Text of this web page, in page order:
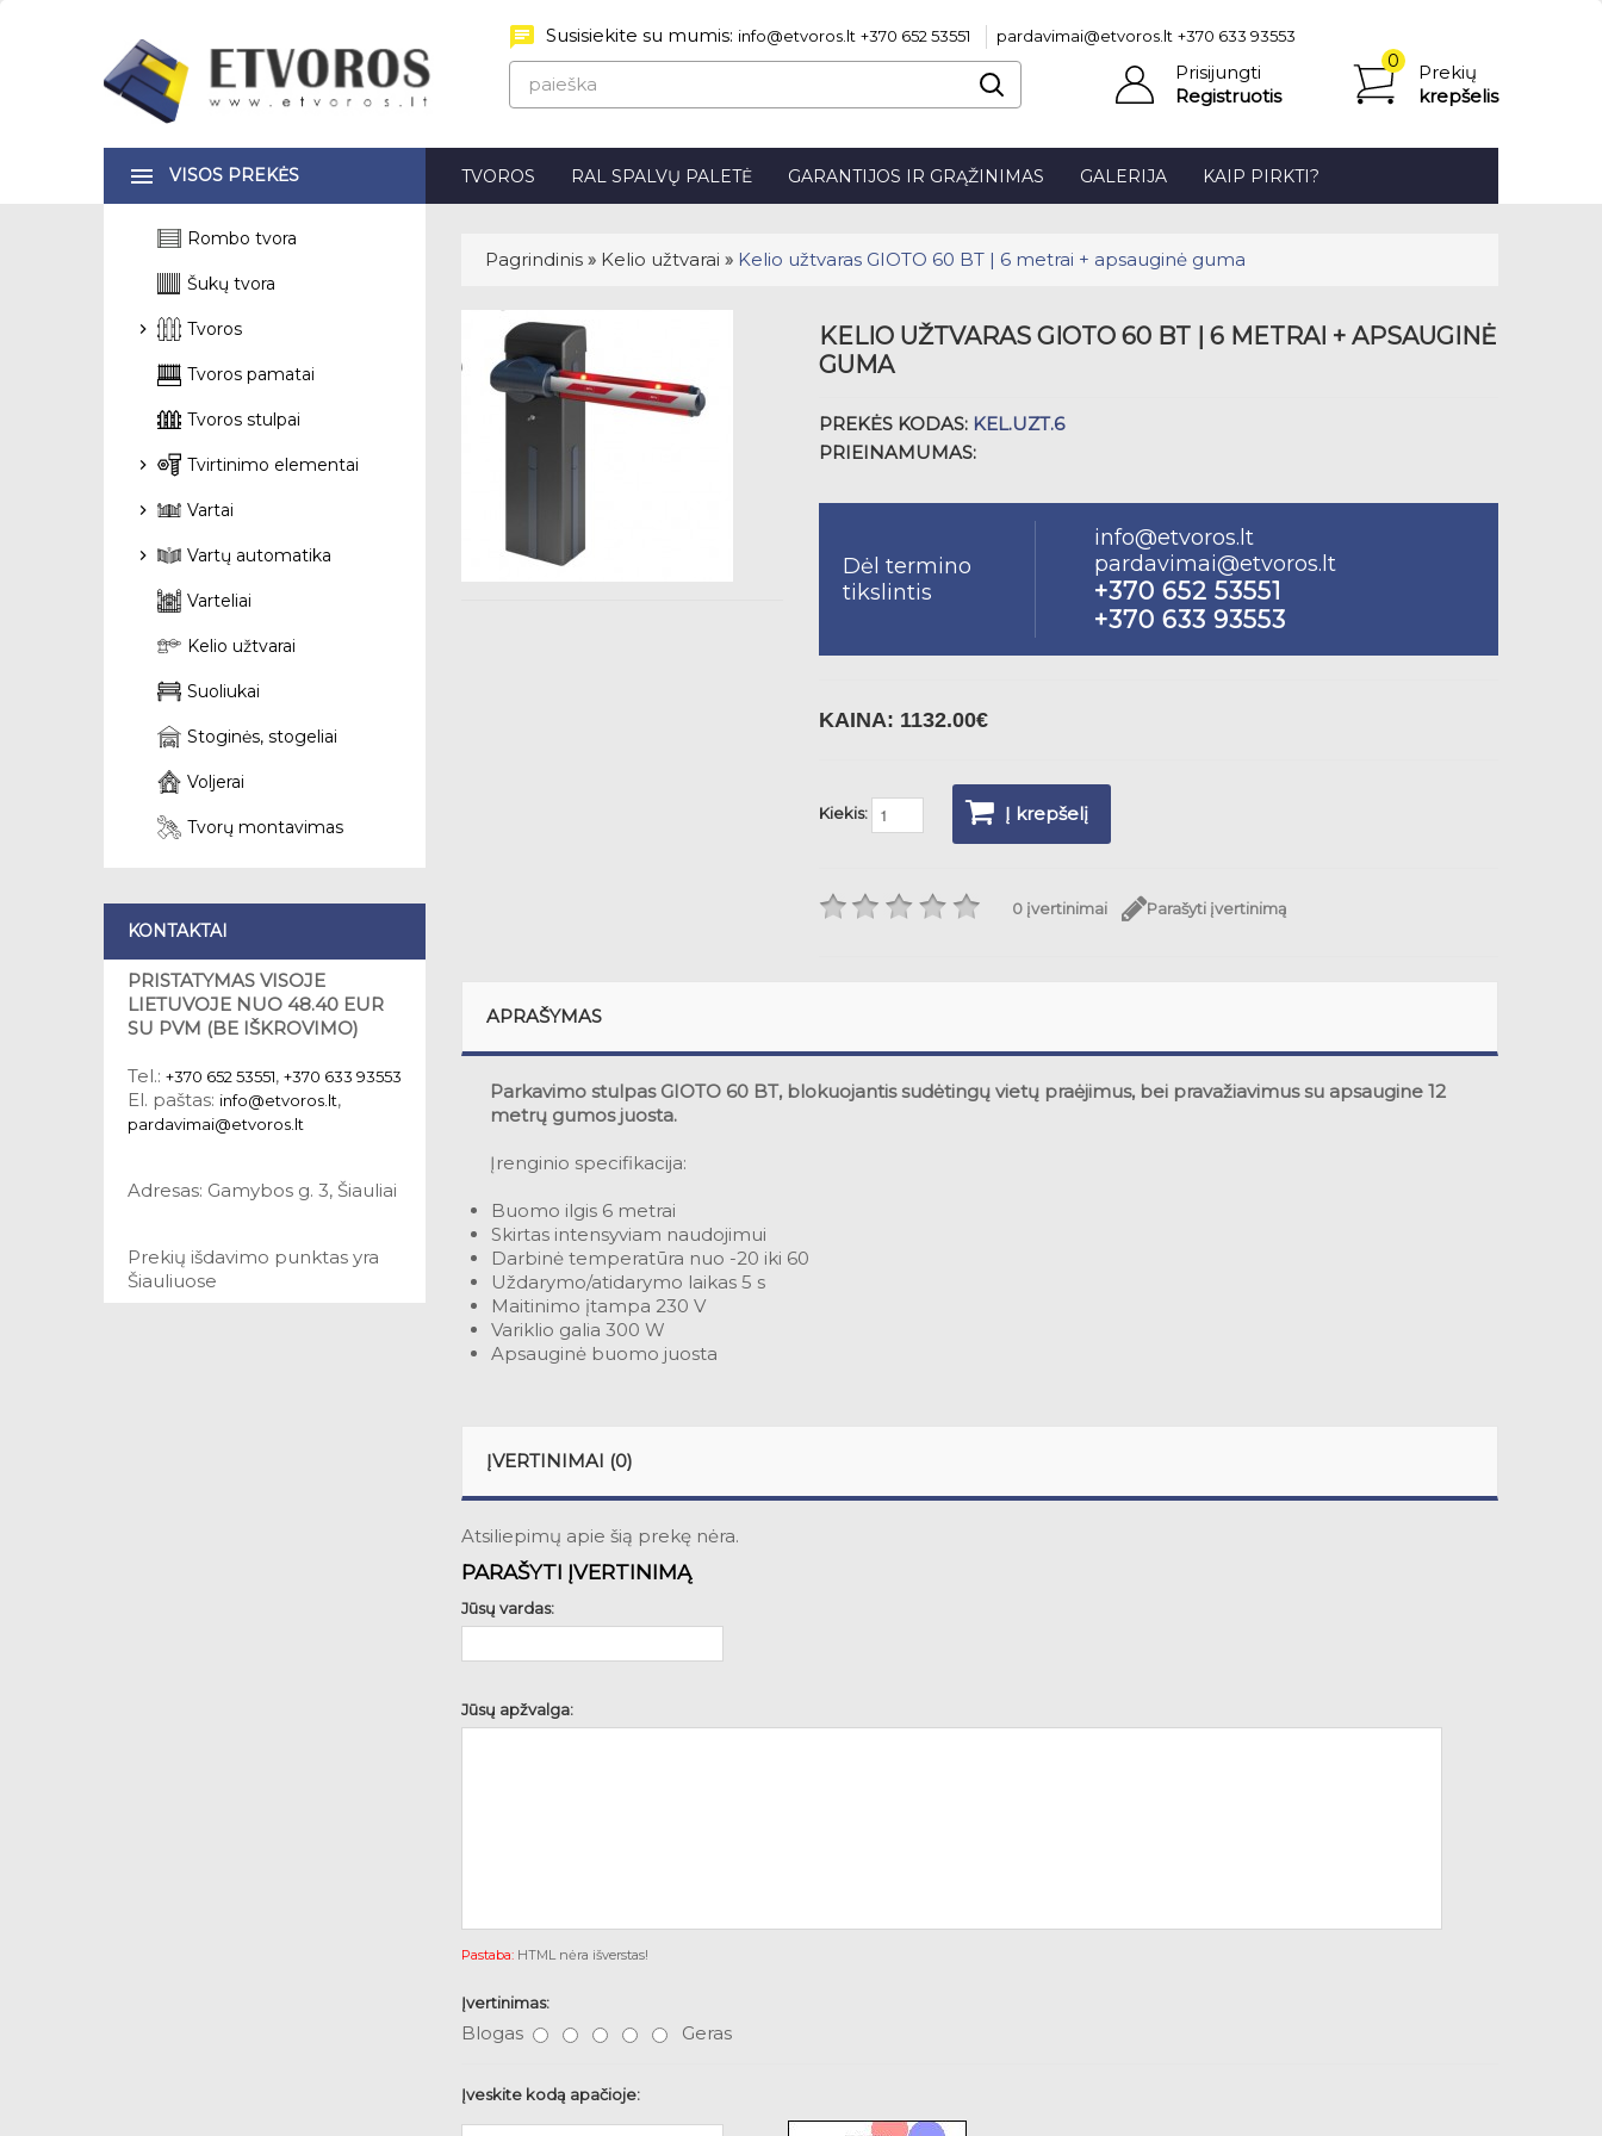
Susisiekite su mumis: info@etvoros.lt +370 652 53551 pardavimai@etvoros.lt +370 633 93553
Prisijungti
Registruotis
Prekių
krepšelis
0
prekė(s)
-
TVOROS RAL SPALVŲ PALETĖ GARANTIJOS IR GRĄŽINIMAS GALERIJA KAIP PIRKTI?
Pagrindinis » Kelio užtvarai » Kelio užtvaras GIOTO 60 BT | 6 metrai + apsauginė guma
KELIO UŽTVARAS GIOTO 60 BT | 6 METRAI + APSAUGINĖ
GUMA
PREKĖS KODAS: KEL.UZT.6
PRIEINAMUMAS:
Dėl termino
tikslintis
info@etvoros.lt
pardavimai@etvoros.lt
+370 652 53551
+370 633 93553
KAINA: 1132.00€
Kiekis: Į krepšelį
0 įvertinimai Parašyti įvertinimą
APRAŠYMAS
Parkavimo stulpas GIOTO 60 BT, blokuojantis sudėtingų vietų praėjimus, bei pravažiavimus su apsaugine 12
metrų gumos juosta.
Įrenginio specifikacija:
Buomo ilgis 6 metrai
Skirtas intensyviam naudojimui
Darbinė temperatūra nuo -20 iki 60
Uždarymo/atidarymo laikas 5 s
Maitinimo įtampa 230 V
Variklio galia 300 W
Apsauginė buomo juosta
ĮVERTINIMAI (0)
Atsiliepimų apie šią prekę nėra.
PARAŠYTI ĮVERTINIMĄ
Jūsų vardas:
Jūsų apžvalga:
Pastaba: HTML nėra išverstas!
Įvertinimas:
Blogas Geras
Įveskite kodą apačioje:
VISOS PREKĖS
Rombo tvora
Šukų tvora
Tvoros
Tvoros pamatai
Tvoros stulpai
Tvirtinimo elementai
Vartai
Vartų automatika
Varteliai
Kelio užtvarai
Suoliukai
Stoginės, stogeliai
Voljerai
Tvorų montavimas
KONTAKTAI
PRISTATYMAS VISOJE
LIETUVOJE NUO 48.40 EUR
SU PVM (BE IŠKROVIMO)
Tel.: +370 652 53551, +370 633 93553
El. paštas: info@etvoros.lt,
pardavimai@etvoros.lt
Adresas: Gamybos g. 3, Šiauliai
Prekių išdavimo punktas yra
Šiauliuose